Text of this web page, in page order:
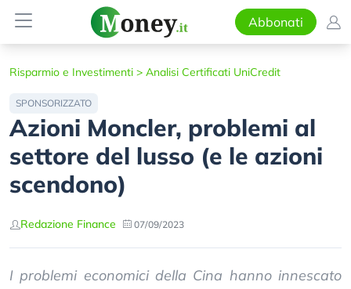
Abbonati
Risparmio e Investimenti > Analisi Certificati UniCredit
SPONSORIZZATO
Azioni Moncler, problemi al
settore del lusso (e le azioni
scendono)
Redazione Finance 07/09/2023
I problemi economici della Cina hanno innescato